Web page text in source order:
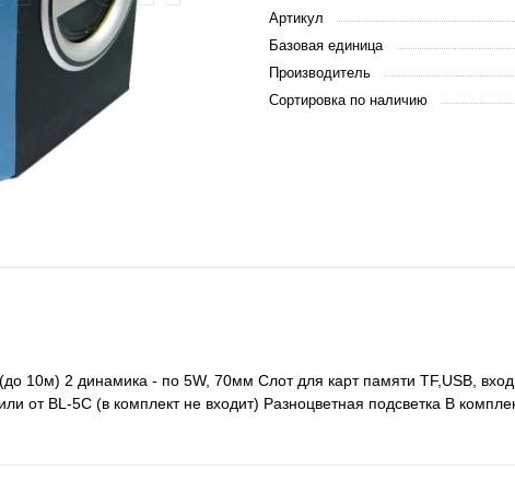
Артикул
Базовая единица
Производитель
Сортировка по наличию
10м) 2 динамика - по 5W, 70мм Слот для карт памяти TF,USB,
от BL-5C (в комплект не входит) Разноцветная подсветка В